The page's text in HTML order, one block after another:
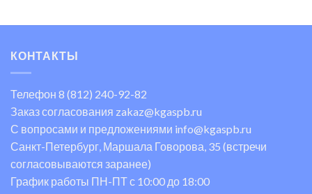
КОНТАКТЫ
Телефон 8 (812) 240-92-82
Заказ согласования zakaz@kgaspb.ru
С вопросами и предложениями info@kgaspb.ru
Санкт-Петербург, Маршала Говорова, 35 (встречи
согласовываются заранее)
График работы ПН-ПТ с 10:00 до 18:00